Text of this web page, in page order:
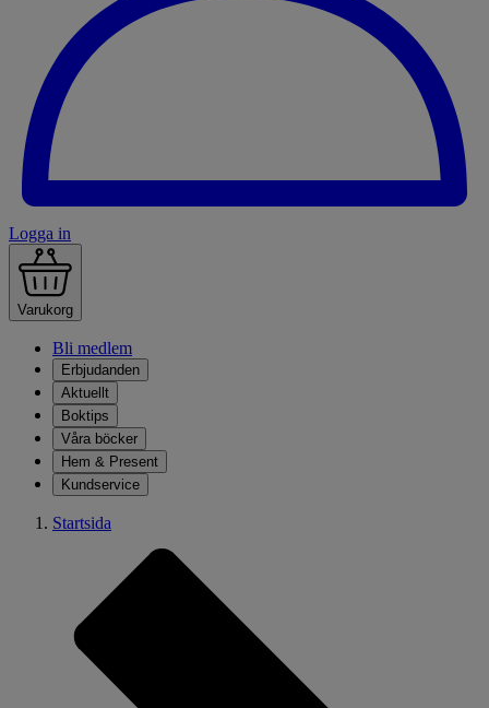
Logga in
Varukorg
Bli medlem
Erbjudanden
Aktuellt
Boktips
Våra böcker
Hem & Present
Kundservice
Startsida